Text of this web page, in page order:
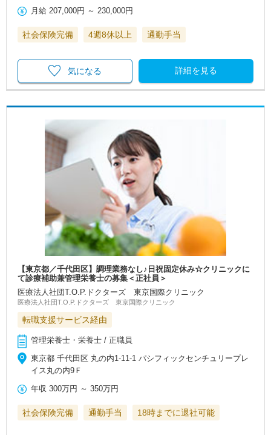
月給 207,000円 ～230,000円
社会保険完備 4週8休以上 通勤手当
詳細を見る
気になる
【東京都／千代田区】調理業務なし♪日祝固定休み☆クリニックに
て診療補助兼管理栄養士の募集＜正社員＞
医療法人社団T.O.P.ドクターズ 東京国際クリニック
医療法人社団T.O.P.ドクターズ 東京国際クリニック
転職支援サービス経由
管理栄養士・栄養士 / 正職員
東京都 千代田区 丸の内1‐11‐1 パシフィックセンチュリープレ
イス丸の内9Ｆ
年収 300万円 ～350万円
社会保険完備 通勤手当 18時までに退社可能